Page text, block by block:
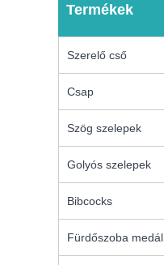
Termékek
Szerelő cső
Csap
Szög szelepek
Golyós szelepek
Bibcocks
Fürdőszoba medál